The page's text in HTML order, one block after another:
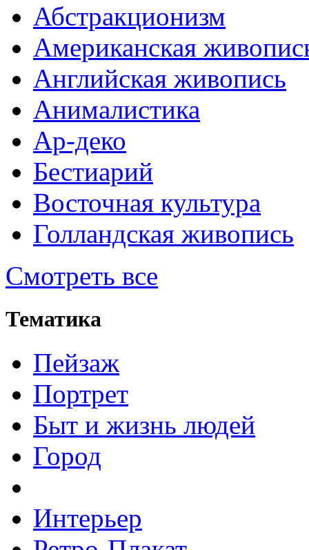
Абстракционизм
Американская
Английская живопись
Анималистика
Ар-деко
Бестиарий
Восточная культура
Голландская живопись
Смотреть все
Тематика
Пейзаж
Портрет
Быт и жизнь людей
Город
Интерьер